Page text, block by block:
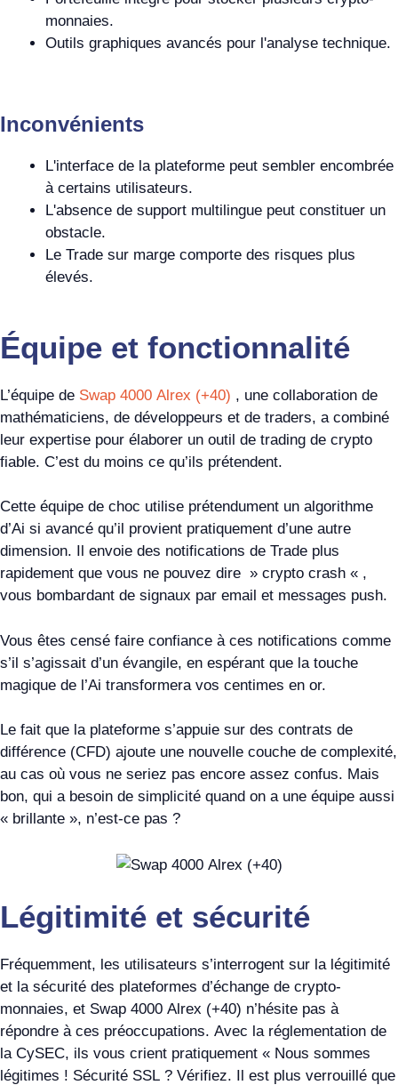
monnaies.
Outils graphiques avancés pour l'analyse technique.
Inconvénients
L'interface de la plateforme peut sembler encombrée
à certains utilisateurs.
L'absence de support multilingue peut constituer un
obstacle.
Le Trade sur marge comporte des risques plus
élevés.
Équipe et fonctionnalité
L’équipe de Swap 4000 Alrex (+40) , une collaboration de
mathématiciens, de développeurs et de traders, a combiné
leur expertise pour élaborer un outil de trading de crypto
fiable. C’est du moins ce qu’ils prétendent.
Cette équipe de choc utilise prétendument un algorithme
d’Ai si avancé qu’il provient pratiquement d’une autre
dimension. Il envoie des notifications de Trade plus
rapidement que vous ne pouvez dire » crypto crash « ,
vous bombardant de signaux par email et messages push.
Vous êtes censé faire confiance à ces notifications comme
s’il s’agissait d’un évangile, en espérant que la touche
magique de l’Ai transformera vos centimes en or.
Le fait que la plateforme s’appuie sur des contrats de
différence (CFD) ajoute une nouvelle couche de complexité,
au cas où vous ne seriez pas encore assez confus. Mais
bon, qui a besoin de simplicité quand on a une équipe aussi
« brillante », n’est-ce pas ?
Légitimité et sécurité
Fréquemment, les utilisateurs s’interrogent sur la légitimité
et la sécurité des plateformes d’échange de crypto-
monnaies, et Swap 4000 Alrex (+40) n’hésite pas à
répondre à ces préoccupations. Avec la réglementation de
la CySEC, ils vous crient pratiquement « Nous sommes
légitimes ! Sécurité SSL ? Vérifiez. Il est plus verrouillé que